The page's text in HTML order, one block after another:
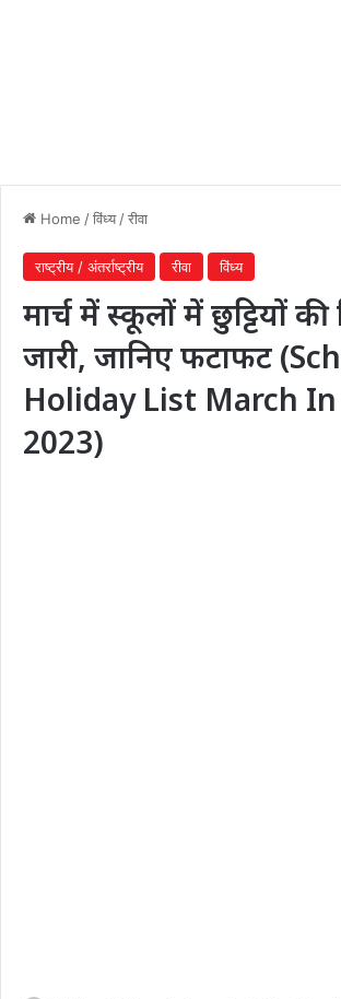
Home /विंध्य /रीवा
राष्ट्रीय / अंतर्राष्ट्रीय रीवा विंध्य
मार्च में स्कूलों में छुट्टियों की
जारी, जानिए फटाफट
Holiday List March
2023)